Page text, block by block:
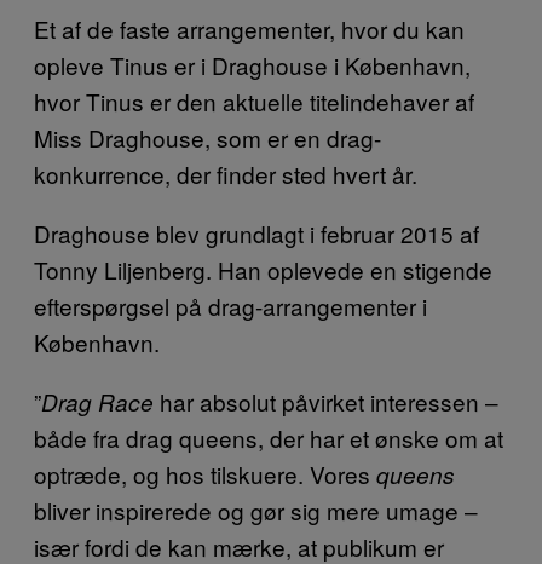
Et af de faste arrangementer, hvor du kan
opleve Tinus er i Draghouse i København,
hvor Tinus er den aktuelle titelindehaver af
Miss Draghouse, som er en drag-
konkurrence, der finder sted hvert år.
Draghouse blev grundlagt i februar 2015 af
Tonny Liljenberg. Han oplevede en stigende
efterspørgsel på drag-arrangementer i
København.
”Drag Race har absolut påvirket interessen –
både fra drag queens, der har et ønske om at
optræde, og hos tilskuere. Vores queens
bliver inspirerede og gør sig mere umage –
især fordi de kan mærke, at publikum er